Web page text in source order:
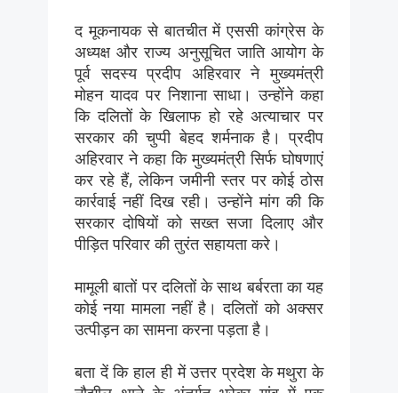
द मूकनायक से बातचीत में एससी कांग्रेस के
अध्यक्ष और राज्य अनुसूचित जाति आयोग के
पूर्व सदस्य प्रदीप अहिरवार ने मुख्यमंत्री
मोहन यादव पर निशाना साधा। उन्होंने कहा
कि दलितों के खिलाफ हो रहे अत्याचार पर
सरकार की चुप्पी बेहद शर्मनाक है। प्रदीप
अहिरवार ने कहा कि मुख्यमंत्री सिर्फ घोषणाएं
कर रहे हैं, लेकिन जमीनी स्तर पर कोई ठोस
कार्रवाई नहीं दिख रही। उन्होंने मांग की कि
सरकार दोषियों को सख्त सजा दिलाए और
पीड़ित परिवार की तुरंत सहायता करे।
मामूली बातों पर दलितों के साथ बर्बरता का यह
कोई नया मामला नहीं है। दलितों को अक्सर
उत्पीड़न का सामना करना पड़ता है।
बता दें कि हाल ही में उत्तर प्रदेश के मथुरा के